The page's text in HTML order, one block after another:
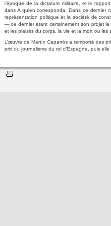
l’époque de la dictature militaire, et le
dans A quien corresponda. Dans ce dernier
représentation politique et la société de
― ce dernier étant certainement son projet le
et les plaisirs du corps, la vie et la mort ou les
L’œuvre de Martín Caparrós a remporté des
prix du journalisme du roi d’Espagne, puis